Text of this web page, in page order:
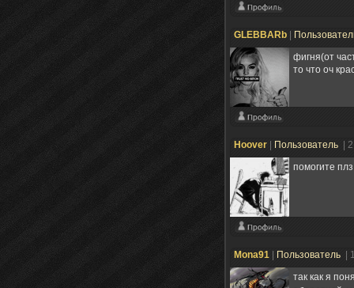
GLEBBARb
фигня(от
то что оч
Hoover Пользователь
|
помогите
Mona91 Пользователь
|
так как я